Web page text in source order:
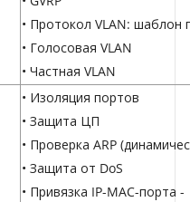
• Протокол VLAN: шаблон
• Голосовая VLAN
• Частная VLAN
• Изоляция портов
• Защита ЦП
• Проверка ARP
• Защита от DoS
• Привязка IP-MAC-порта -